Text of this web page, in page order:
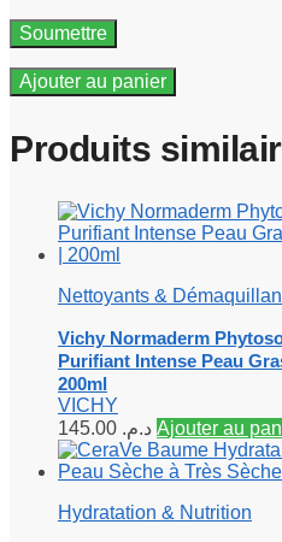
Ajouter au panier
Produits
Nettoyants &
Vichy Normaderm
Purifiant Intense Peau
200ml
VICHY
د.م. Ajouter au
Hydratation & Nutrition